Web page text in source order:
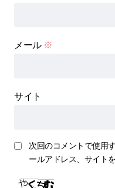
メール ※
サイト
次回のコメントで使用
ールアドレス、サイト